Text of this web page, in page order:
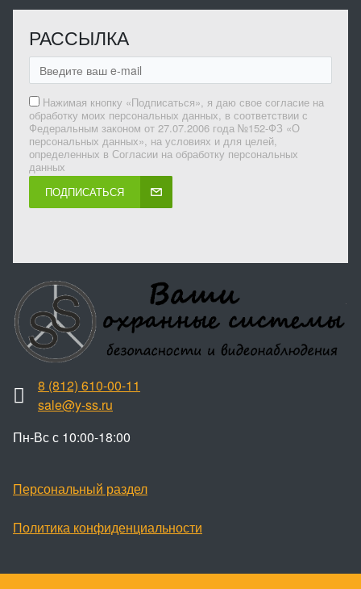
РАССЫЛКА
Нажимая кнопку «Подписаться», я даю свое согласие на
обработку моих персональных данных, в соответствии с
Федеральным законом от 27.07.2006 года №152-ФЗ «О
персональных данных», на условиях и для целей,
определенных в Согласии на обработку персональных
данных
ПОДПИСАТЬСЯ
8 (812) 610-00-11
sale@y-ss.ru
Пн-Вс с 10:00-18:00
Персональный раздел
Политика конфиденциальности